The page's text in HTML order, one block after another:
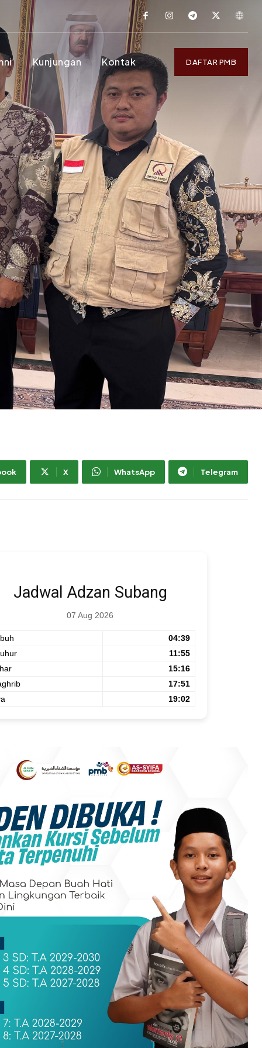
Kunjungan Kontak DAFTAR PMB
X WhatsApp Telegram
Jadwal Adzan Subang
07 Aug 2026
04:39
11:55
15:16
17:51
19:02